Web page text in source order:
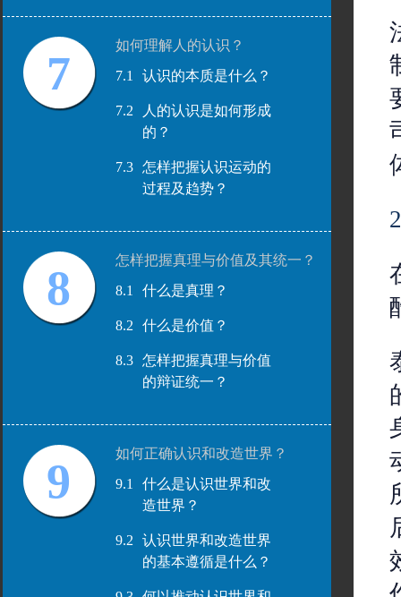
7
如何理解人的认识？
7.1
认识的本质是什么？
7.2
人的认识是如何形成
的？
7.3
怎样把握认识运动的
过程及趋势？
8
怎样把握真理与价值及其统一？
8.1
什么是真理？
8.2 什么是价值？
8.3
怎样把握真理与价值
的辩证统一？
9
如何正确认识和改造世界？
9.1
什么是认识世界和改
造世界？
9.2
认识世界和改造世界
的基本遵循是什么？